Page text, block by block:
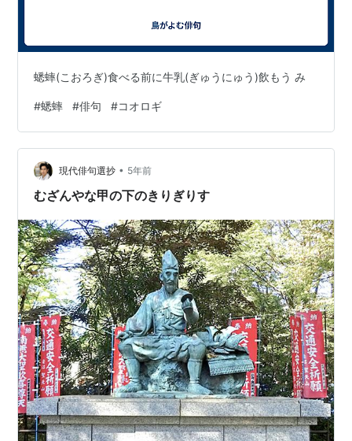
蟋蟀(こおろぎ)食べる前に牛乳(ぎゅうにゅう)飲もう み
#蟋蟀 #俳句 #コオロギ
現代俳句選抄 • 5年前
むざんやな甲の下のきりぎりす